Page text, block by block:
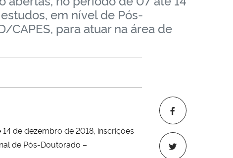
em nível de Pós-
CAPES, para atuar na área de
de dezembro de 2018, inscrições
de Pós-Doutorado –